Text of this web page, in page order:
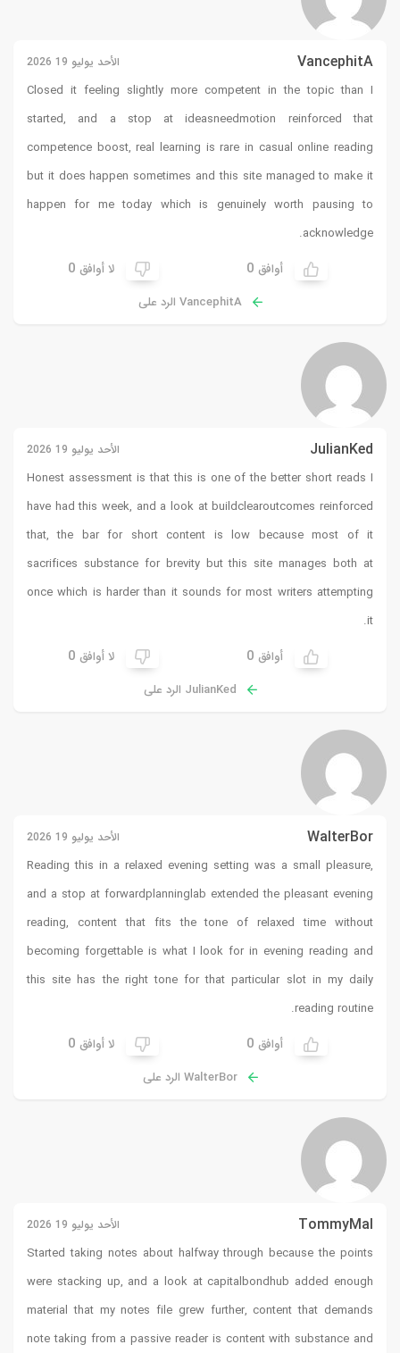
VancephitA الأحد يوليو 19 2026
Closed it feeling slightly more competent in the topic than I
started, and a stop atideasneedmotion reinforced that
competence boost, real learning is rare in casual online reading
but it does happen sometimes and this site managed to make it
happen for me today which is genuinely worth pausing to
acknowledge.
أوافق 0 لا أوافق 0
VancephitA الرد على
JulianKed الأحد يوليو 19 2026
Honest assessment is that this is one of the better short reads I
have had this week, and a look atbuildclearoutcomes reinforced
that, the bar for short content is low because most of it
sacrifices substance for brevity but this site manages both at
once which is harder than it sounds for most writers attempting
it.
أوافق 0 لا أوافق 0
JulianKed الرد على
WalterBor الأحد يوليو 19 2026
Reading this in a relaxed evening setting was a small pleasure,
and a stop at forwardplanninglab extended the pleasant evening
reading, content that fits the tone of relaxed time without
becoming forgettable is what I look for in evening reading and
this site has the right tone for that particular slot in my daily
reading routine.
أوافق 0 لا أوافق 0
WalterBor الرد على
TommyMal الأحد يوليو 19 2026
Started taking notes about halfway through because the points
were stacking up, and a look at capitalbondhub added enough
material that my notes file grew further, content that demands
note taking from a passive reader is content with substance and